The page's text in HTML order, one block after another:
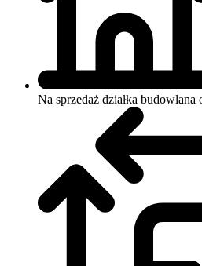
Na sprzedaż działka